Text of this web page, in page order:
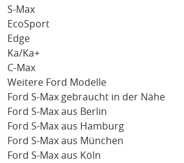
S-Max
EcoSport
Edge
Ka/Ka+
C-Max
Weitere Ford Modelle
Ford S-Max gebraucht in der Nähe
Ford S-Max aus Berlin
Ford S-Max aus Hamburg
Ford S-Max aus München
Ford S-Max aus Köln